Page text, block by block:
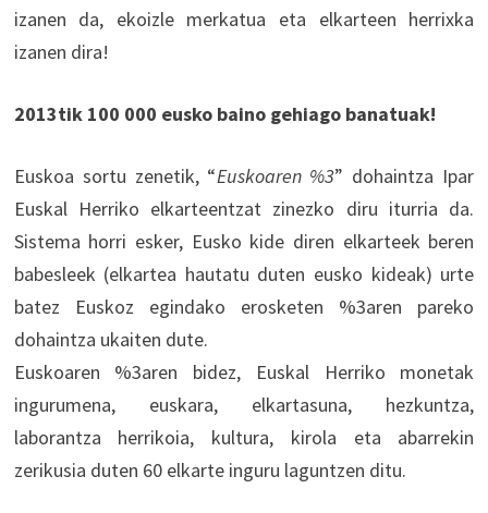
izanen da, ekoizle merkatua eta elkarteen herrixka
izanen dira!
2013tik 100 000 eusko baino gehiago banatuak!
Euskoa sortu zenetik, “Euskoaren %3” dohaintza Ipar
Euskal Herriko elkarteentzat zinezko diru iturria da.
Sistema horri esker, Eusko kide diren elkarteek beren
babesleek (elkartea hautatu duten eusko kideak) urte
batez Euskoz egindako erosketen %3aren pareko
dohaintza ukaiten dute.
Euskoaren %3aren bidez, Euskal Herriko monetak
ingurumena, euskara, elkartasuna, hezkuntza,
laborantza herrikoia, kultura, kirola eta abarrekin
zerikusia duten 60 elkarte inguru laguntzen ditu.